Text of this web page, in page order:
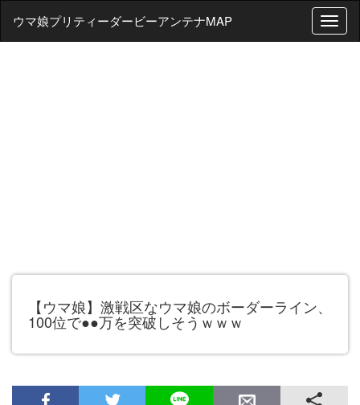
T
o
ウマ娘プリティーダービーアンテナMAP
【ウマ娘】激戦区なウマ娘のボーダーライン、
100位で●●万を突破しそうｗｗｗ